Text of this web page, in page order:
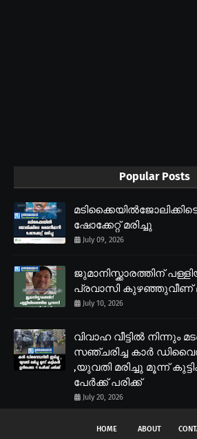
Popular Posts
ഷോക്കേറ്റ് മരിച്ചു
July 09, 2026
ജുമാനിസ്ക്കാരത്തിന്
പ്രവാസി കുഴഞ്ഞുവീണ്
July 10, 2026
വിവാഹ വീട്ടിൽ നിന്നും
സഞ്ചരിച്ച കാർ
,യുവതി മരിച്ചു മൂന്ന്
പേർക്ക് പരിക്ക്
July 20, 2026
HOME ABOUT